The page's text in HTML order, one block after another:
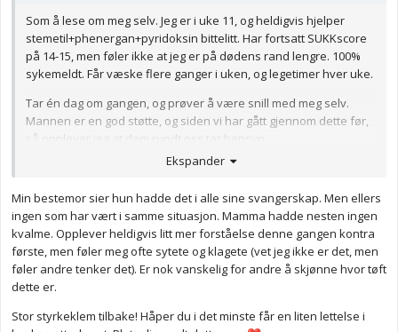
Som å lese om meg selv. Jeg er i uke 11, og heldigvis hjelper
stemetil+phenergan+pyridoksin bittelitt. Har fortsatt SUKKscore
på 14-15, men føler ikke at jeg er på dødens rand lengre. 100%
sykemeldt. Får væske flere ganger i uken, og legetimer hver uke.
Tar én dag om gangen, og prøver å være snill med meg selv.
Mannen er en god støtte, og siden vi har gått gjennom dette før,
så opplever jeg at dem rundt oss tar hensyn.
Jeg regner med å lide meg gjennom hele svangerskapet, for det
Har du det i slekten? Hos meg er det helt klart arvelig, så familien
er også støttende og vet hva jeg går gjennom. Hadde det ikke
vært så tydelig i familien at der bare er sånn det er, så hadde jeg
hatt håp om at det skulle bli bedre.
ikke alene!❤️
Ekspander
Min bestemor sier hun hadde det i alle sine svangerskap. Men ellers
ingen som har vært i samme situasjon. Mamma hadde nesten ingen
kvalme. Opplever heldigvis litt mer forståelse denne gangen kontra
første, men føler meg ofte sytete og klagete (vet jeg ikke er det, men
føler andre tenker det). Er nok vanskelig for andre å skjønne hvor tøft
dette er.
Stor styrkeklem tilbake! Håper du i det minste får en liten lettelse i